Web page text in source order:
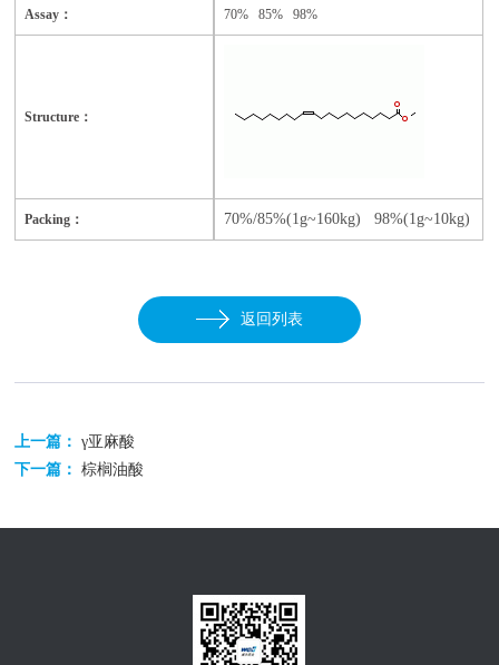
Assay： 70% 85% 98%
Structure：
Packing： 70%/85%(1g~160kg) 98%(1g~10kg)
返回列表
上一篇：γ亚麻酸
下一篇：棕榈油酸